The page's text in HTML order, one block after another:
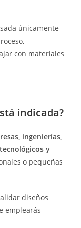
únicamente
con materiales
indicada?
ingenierías,
y
o pequeñas
diseños
emplearás